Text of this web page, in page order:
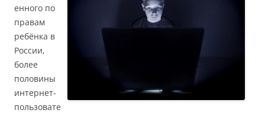
енного по
правам
ребёнка в
России,
более
половины
интернет-
пользовате